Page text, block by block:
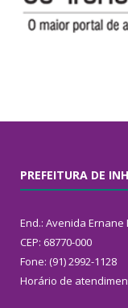
PREFEITURA DE
End.: Avenida Ernane
CEP: 68770-000
Fone: (91) 2992-1128
Horário de